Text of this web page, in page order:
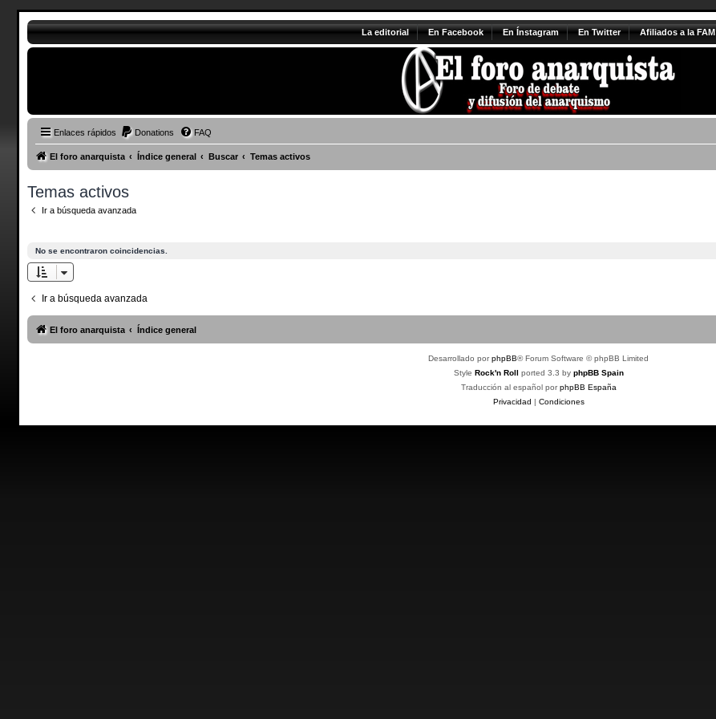
La editorial En Facebook En Ínstagram En Twitter Afiliados a la FAM
Enlaces rápidos Donations FAQ
El foro anarquista Índice general Buscar Temas activos
Temas activos
Ir a búsqueda avanzada
No se encontraron coincidencias.
Ir a búsqueda avanzada
El foro anarquista Índice general
Desarrollado porphpBB® Forum Software © phpBB Limited
Style Rock'n Roll ported 3.3 by phpBB Spain
Traducción al español porphpBB España
Privacidad | Condiciones